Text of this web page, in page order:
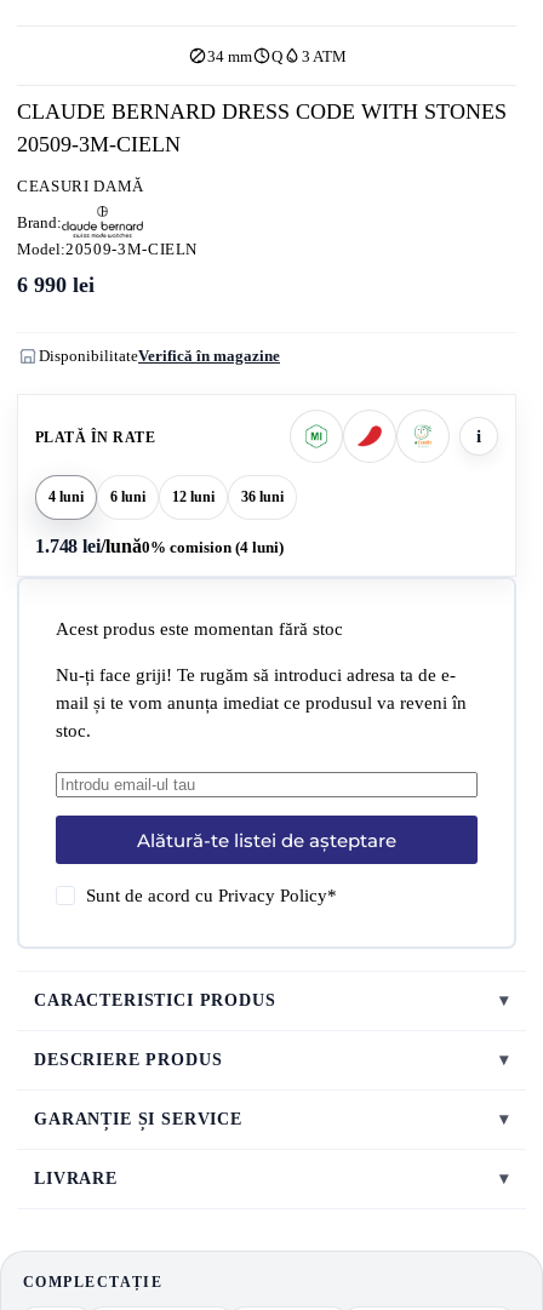
34 mm Q 3 ATM
CLAUDE BERNARD DRESS CODE WITH STONES
20509-3M-CIELN
CEASURI DAMĂ
Brand:
Model:20509-3M-CIELN
6 990 lei
DisponibilitateVerifică în magazine
PLATĂ ÎN RATE i
4 luni 6 luni 12 luni 36 luni
1.748 lei/lună0% comision (4 luni)
Acest produs este momentan fără stoc
Nu-ți face griji! Te rugăm să introduci adresa ta de e-
mail și te vom anunța imediat ce produsul va reveni în
stoc.
Alătură-te listei de așteptare
Sunt de acord cuPrivacy Policy*
CARACTERISTICI PRODUS ▾
DESCRIERE PRODUS ▾
GARANȚIE ȘI SERVICE ▾
LIVRARE ▾
COMPLECTAȚIE